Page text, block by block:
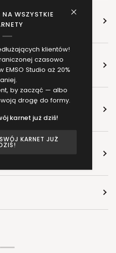
utrzymać regularność i
partie mięśni,
tłuszczową.
w swoim domu, w
luksusowy standard,
zbędnego tłumu.
WSZYSTKIE
klientów!
czasowo
Studio aż 20%
by zacząć — albo
drogę do formy.
karnet już dziś!
KARNET JUŻ